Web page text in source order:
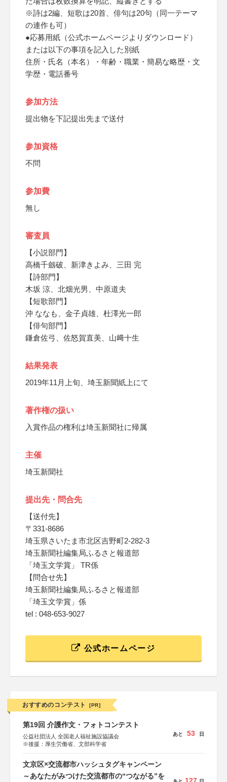
※詩は2編、短歌は20首、俳句は20句（同一テーマ
の連作も可）
●応募用紙（公式ホームページよりダウンロード）
または以下の事項を記入した別紙
住所・氏名（本名）・年齢・職業・簡易な略歴・文
学歴・電話番号
参加方法
提出物を下記提出先まで送付
参加資格
不問
参加費
無し
審査員
【小説部門】
高橋千劔破、新津きよみ、三田 完
【詩部門】
木坂 涼、北畑光男、中原道夫
【短歌部門】
沖 ななも、金子貞雄、杜澤光一郎
【俳句部門】
鎌倉佐弓、佐怒賀直美、山﨑十生
結果発表
2019年11月上旬、埼玉新聞紙上にて
著作権の扱い
入賞作品の権利は埼玉新聞社に帰属
主催
埼玉新聞社
提出先・問合先
【送付先】
〒331-8686
埼玉県さいたま市北区吉野町2-282-3
埼玉新聞社編集局ふるさと報道部
「埼玉文学賞」 TR係
【問合せ先】
埼玉新聞社編集局ふるさと報道部
「埼玉文学賞」係
tel : 048-653-9027
公式ホームページ
おすすめのコンテスト [PR]
第19回 介護作文・フォトコンテスト
公益社団法人 全国老人福祉施設協議会
※後援：厚生労働省、文部科学省
あと 53 日
文京区×交流都市ハッシュタグキャンペーン
～あなたがみつけた交流都市の“つながる”を